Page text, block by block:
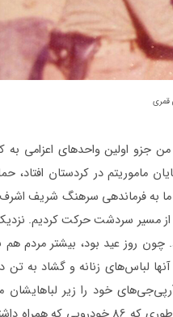
من جزو اولین واحدهای اعزامی به
که در پایان ماموریتم در کردستان
به فرماندهی سرهنگ شریف اشرف
به تهران، از مسیر سردشت حرکت کردیم.
چون روز عید بود، بیشتر مردم هم
لباس‌های زنانه و گشاد به تن
خود را زیر لبا‌هایشان